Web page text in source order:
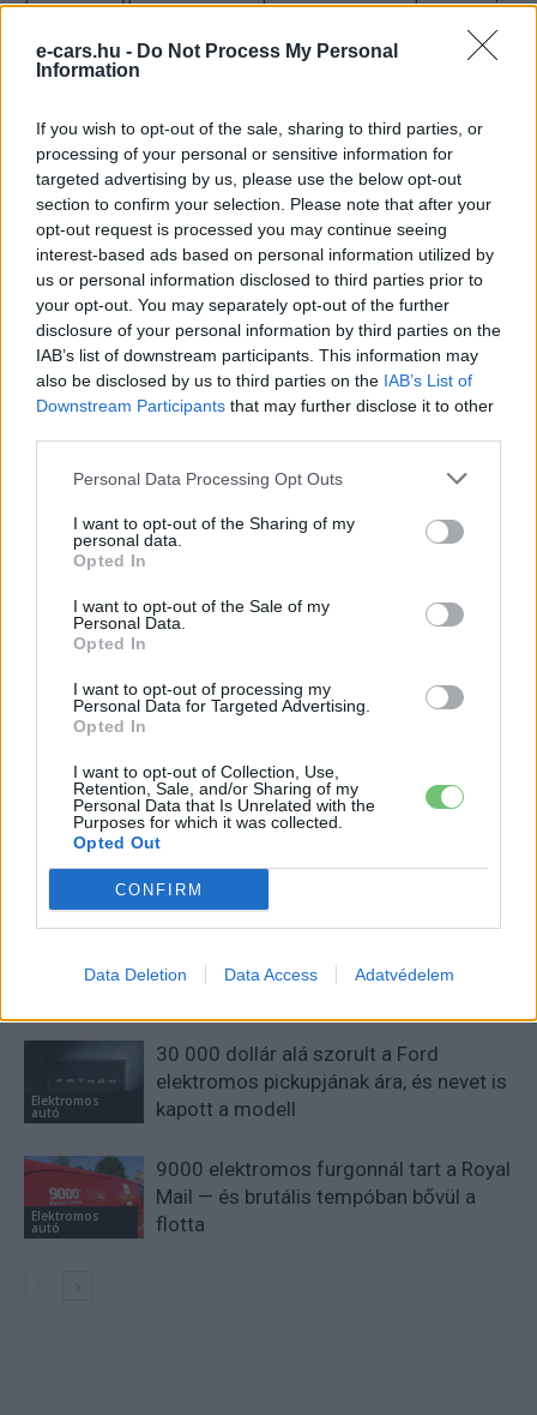
e-cars.hu - Do Not Process My Personal
Information
If you wish to opt-out of the sale, sharing to third parties, or
processing of your personal or sensitive information for
targeted advertising by us, please use the below opt-out
section to confirm your selection. Please note that after your
opt-out request is processed you may continue seeing
interest-based ads based on personal information utilized by
us or personal information disclosed to third parties prior to
your opt-out. You may separately opt-out of the further
disclosure of your personal information by third parties on the
IAB’s list of downstream participants. This information may
also be disclosed by us to third parties on the IAB’s List of
Downstream Participants that may further disclose it to other
Personal Data Processing Opt Outs
I want to opt-out of the Sharing of my
personal data.
Opted In
I want to opt-out of the Sale of my
Personal Data.
Opted In
I want to opt-out of processing my
Personal Data for Targeted Advertising.
Opted In
I want to opt-out of Collection, Use,
Retention, Sale, and/or Sharing of my
Personal Data that Is Unrelated with the
Purposes for which it was collected.
Opted Out
CONFIRM
Data Deletion Data Access Adatvédelem
vagyis az elektromos midibusz Cagliariban nem végpont,
hanem egy tágabb regionális közlekedésfejlesztési
Kövesd az e-cars.hu-t a Facebookon is, további
tartalmakért!
CÍMKÉK e-mobilitás Elektromobilitás
Elektromos autó
Elektromos busz
Iveco E-Way
Kovács Kata
Szeretem az elektromos autókat és a modern technológiát!
KAPCSOLÓDÓ CIKKEK TÖBB A SZERZŐTŐL
Elektromos
Supercharger-hálózaton
Elektromos
autó
30 000 dollár alá szorult a Ford
elektromos pickupjának ára, és nevet is
kapott a modell
Elektromos
autó
9000 elektromos furgonnál tart a Royal
Mail — és brutális tempóban bővül a
flotta